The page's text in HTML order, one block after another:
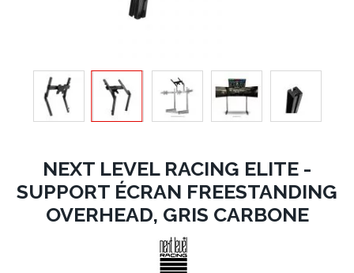
NEXT LEVEL RACING ELITE -
SUPPORT ÉCRAN FREESTANDING
OVERHEAD, GRIS CARBONE